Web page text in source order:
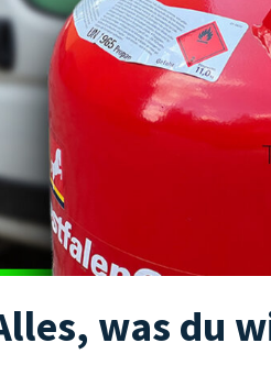
was du